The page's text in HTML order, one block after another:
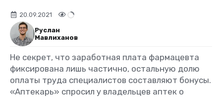
20.09.2021
Руслан
Мавлиханов
Не секрет, что заработная плата фармацевта
фиксирована лишь частично, остальную долю
оплаты труда специалистов составляют бонусы.
«Аптекарь» спросил у владельцев аптек о